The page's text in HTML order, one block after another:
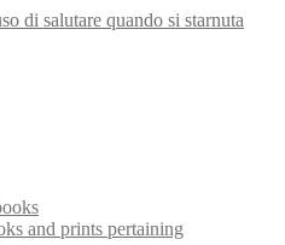
di salutare quando si starnuta
and prints pertaining